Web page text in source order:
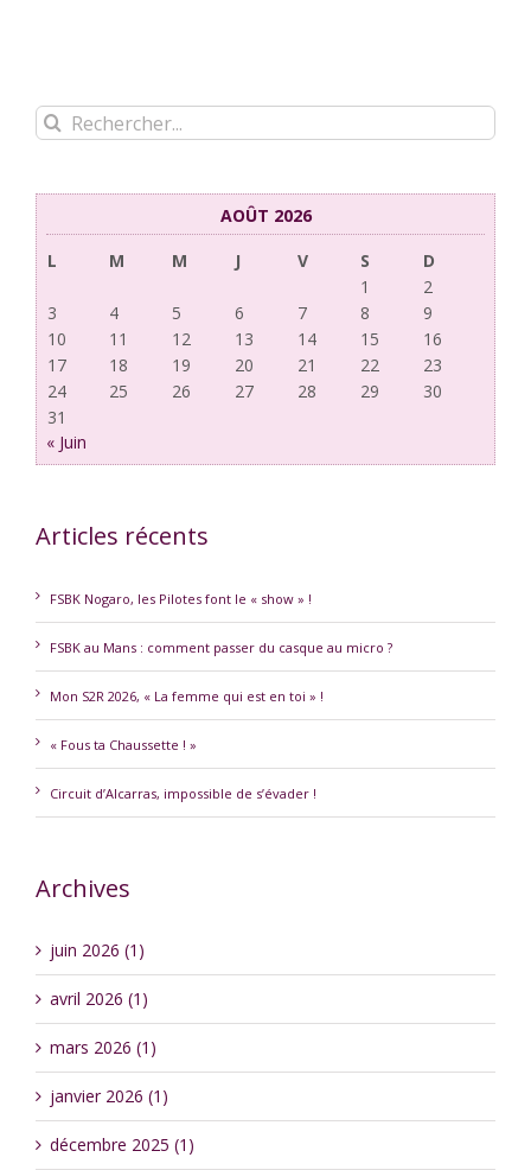
Rechercher:
AOÛT 2026
L
M M J V S
D
1
2
3
4 5 6 7 8
9
10
11 12 13 14 15
16
17
18 19 20 21 22
23
24
25 26 27 28 29
30
31
« Juin
Articles récents
FSBK Nogaro, les Pilotes font le « show » !
FSBK au Mans : comment passer du casque au micro ?
Mon S2R 2026, « La femme qui est en toi » !
« Fous ta Chaussette ! »
Circuit d’Alcarras, impossible de s’évader !
Archives
juin 2026 (1)
avril 2026 (1)
mars 2026 (1)
janvier 2026 (1)
décembre 2025 (1)